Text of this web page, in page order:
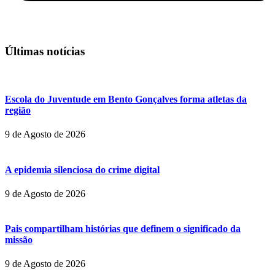
Últimas notícias
Escola do Juventude em Bento Gonçalves forma atletas da
região
9 de Agosto de 2026
A epidemia silenciosa do crime digital
9 de Agosto de 2026
Pais compartilham histórias que definem o significado da
missão
9 de Agosto de 2026